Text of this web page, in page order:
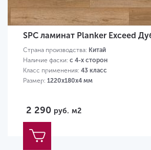
SPC ламинат Planker Exceed
Страна производства: Китай
Наличие фаски: с 4-х сторон
Класс применения: 43 класс
Размер: 1220х180х4 мм
2 290 руб. м2